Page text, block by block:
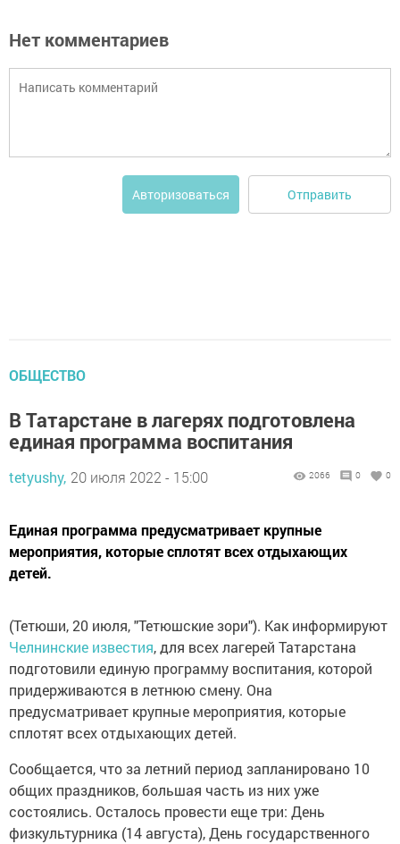
Нет комментариев
Авторизоваться Отправить
ОБЩЕСТВО
В Татарстане в лагерях подготовлена
единая программа воспитания
tetyushy, 20 июля 2022 - 15:00 2066 0 0
Единая программа предусматривает крупные
мероприятия, которые сплотят всех отдыхающих
детей.
(Тетюши, 20 июля, "Тетюшские зори"). Как информируют
Челнинские известия, для всех лагерей Татарстана
подготовили единую программу воспитания, которой
придерживаются в летнюю смену. Она
предусматривает крупные мероприятия, которые
сплотят всех отдыхающих детей.
Сообщается, что за летний период запланировано 10
общих праздников, большая часть из них уже
состоялись. Осталось провести еще три: День
физкультурника (14 августа), День государственного